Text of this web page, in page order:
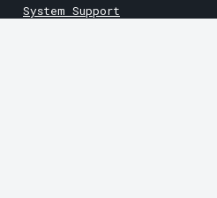
System Support